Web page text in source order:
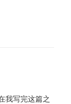
我写完这篇之